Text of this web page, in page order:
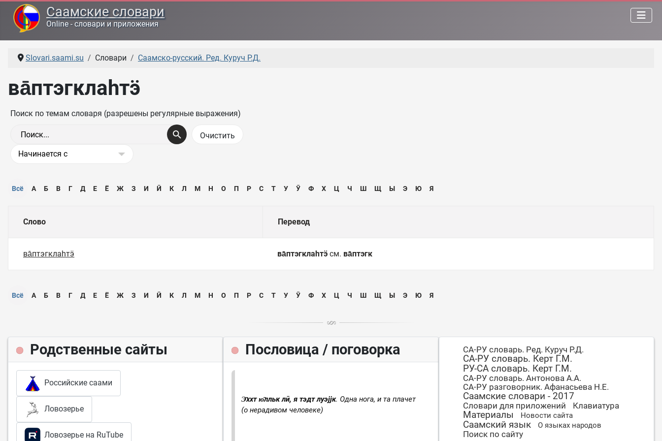
Саамские словари
Online - словари и приложения
Slovari.saami.su Словари Саамско-русский. Ред. Куруч Р.Д.
ва̄птэгклаһтӭ
Поиск по темам словаря (разрешены регулярные выражения)
Всё А Б В Г Д Е Ё Ж З И Ӣ К Л М Н О П Р С Т У Ӯ Ф Х Ц Ч Ш Щ Ы Э Ю Я
Слово Перевод
ва̄птэгклаһтӭ ва̄птэгклаһтӭ см. ва̄птэгк
Всё А Б В Г Д Е Ё Ж З И Ӣ К Л М Н О П Р С Т У Ӯ Ф Х Ц Ч Ш Щ Ы Э Ю Я
Родственные сайты
Российские саами
Ловозерье
Ловозерье на RuTube
Пословица / поговорка
Э̄ххт ю̄лльк лӣ, я тэдт луэјјк. Одна нога, и та плачет
(о нерадивом человеке)
СА-РУ словарь. Ред. Куруч Р.Д.
СА-РУ словарь. Керт Г.М.
РУ-СА словарь. Керт Г.М.
СА-РУ словарь. Антонова А.А.
СА-РУ разговорник. Афанасьева Н.Е.
Саамские словари - 2017
Словари для приложений Клавиатура
Материалы Новости сайта
Саамский язык О языках народов
Поиск по сайту